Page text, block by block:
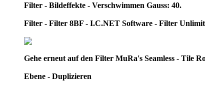
Filter - Bildeffekte - Verschwimmen Gauss: 40.
Filter - Filter 8BF - I.C.NET Software - Filter
Gehe erneut auf den Filter MuRa's Seamless - Tile
Ebene - Duplizieren